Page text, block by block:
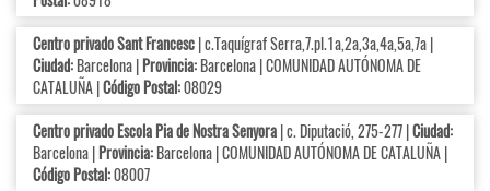
Centro privado Sant Francesc| c.Taquígraf Serra,7.pl.1a,2a,3a,4a,5a,7a |
Ciudad:Barcelona |Provincia:Barcelona | COMUNIDAD AUTÓNOMA DE
CATALUÑA |Código Postal:08029
Centro privado Escola Pia de Nostra Senyora| c. Diputació, 275-277 |Ciudad:
Barcelona |Provincia:Barcelona | COMUNIDAD AUTÓNOMA DE CATALUÑA |
Código Postal:08007